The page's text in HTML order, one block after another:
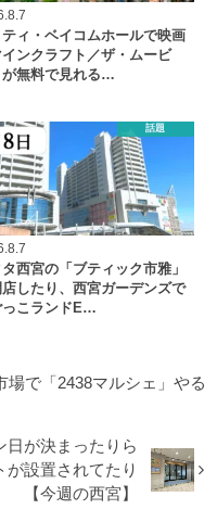
ティ・ベイコムホールで映画
インクラフト／ザ・ムービ
が無料で見れる…
話題
西宮の「ブティック市雅」
したり、西宮ガーデンズで
っこランドE…
で「2438マルシェ」やる
日が決まったりら
が設置されてたり
【今週の西宮】